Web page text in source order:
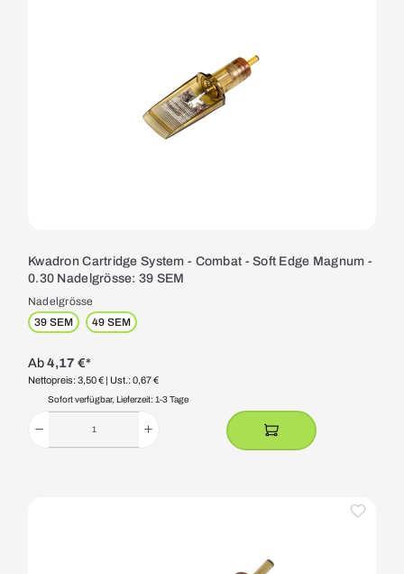
Kwadron Cartridge System - Combat - Soft Edge Magnum -
0.30 Nadelgrösse: 39 SEM
Nadelgrösse
39 SEM
49 SEM
Ab4,17 €*
Nettopreis: 3,50 € | Ust.: 0,67 €
Sofort verfügbar, Lieferzeit: 1-3 Tage